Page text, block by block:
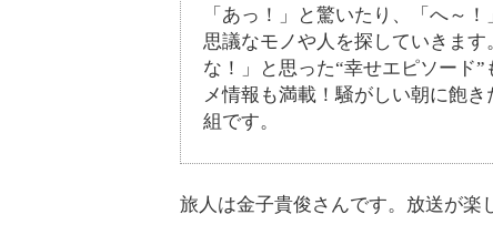
「あっ！」と驚いたり、「へ～
思議なモノや人を探していきま
な！」と思った“幸せエピソード
メ情報も満載！騒がしい朝に飽
組です。
旅人は金子貴俊さんです。放送が楽